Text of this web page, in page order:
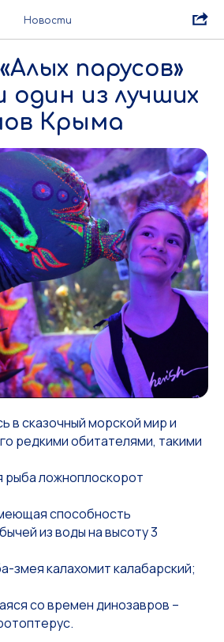
Новости
парусов»
один из лучших
Крыма
в сказочный морской мир и
редкими обитателями, такими
рыба ложноплоскорот
способность
из воды на высоту 3
змея калахомит калабарский;
со времен динозавров –